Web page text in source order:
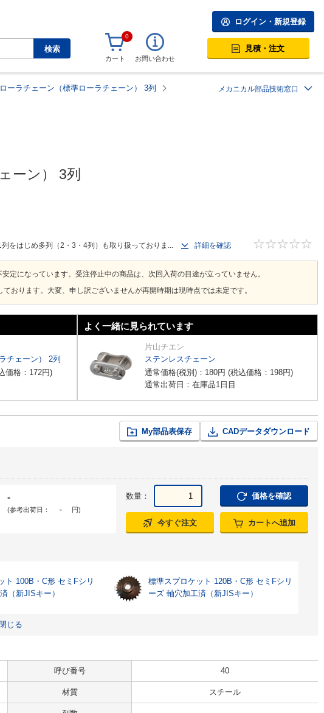
検索
ログイン・新規登録
0
カート お問い合わせ
見積・注文
ーラチェーン（標準ローラチェーン） 3列
メカニカル部品技術窓口
ーン） 3列
をはじめ多列（2・3・4列）も取り扱っておりま... 詳細を確認
定になっています。受注停止中の商品は、次回入荷の目途が立っていません。
おります。大変、申し訳ございませんが再開時期は現時点では未定です。
チェーン） 2列
価格： 172円)
よく一緒に見られています
片山チエン
ステンレスチェーン
通常価格(税別)： 180円 (税込価格： 198円)
通常出荷日：在庫品1日目
My部品表保存 CADデータダウンロード
-
(参考出荷日： - 円)
数量： 価格を確認
今すぐ注文 カートへ追加
ト 100B・C形 セミFシリ
（新JISキー）
標準スプロケット 120B・C形 セミFシリ
ーズ 軸穴加工済（新JISキー）
じる
呼び番号 40
材質 スチール